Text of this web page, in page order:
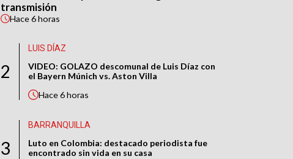
transmisión
Hace6 horas
2
LUIS DÍAZ
VIDEO: GOLAZO descomunal de Luis Díaz con
el Bayern Múnich vs. Aston Villa
Hace6 horas
3
BARRANQUILLA
Luto en Colombia: destacado periodista fue
encontrado sin vida en su casa